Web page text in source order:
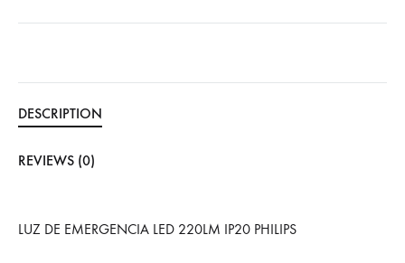
DESCRIPTION
REVIEWS (0)
LUZ DE EMERGENCIA LED 220LM IP20 PHILIPS